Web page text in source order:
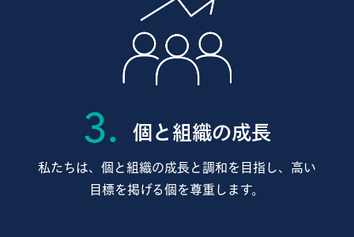
3. 個と組織の成長
私たちは、個と組織の成長と調和を目指し、 高い
目標を掲げる個を尊重します。